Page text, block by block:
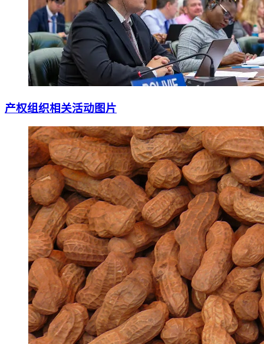
产权组织相关活动图片